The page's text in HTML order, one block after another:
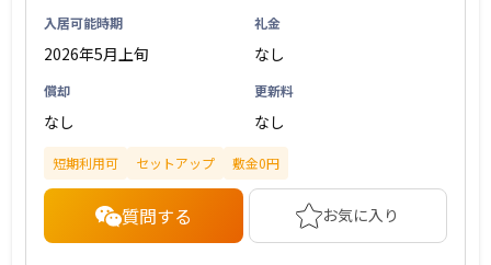
入居可能時期
2026年5月上旬
礼金
なし
償却
なし
更新料
なし
短期利用可 セットアップ 敷金0円
質問する お気に入り